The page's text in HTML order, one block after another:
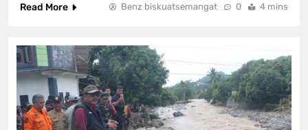
Read More Benz biskuatsemangat 0 4 mins